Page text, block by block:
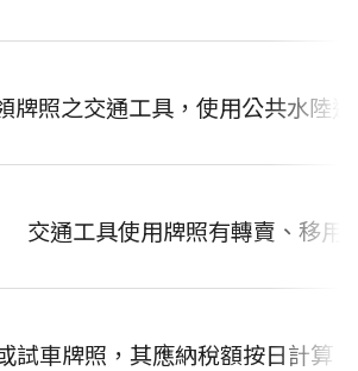
牌照之交通工具，使用公共水陸
交通工具使用牌照有轉賣、移用
試車牌照，其應納稅額按日計算